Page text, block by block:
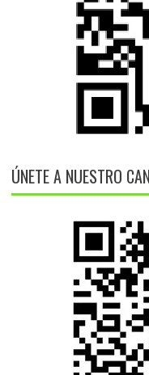
ÚNETE A NUESTRO